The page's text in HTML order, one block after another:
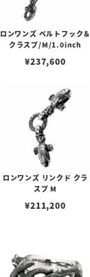
ロンワンズ ベルトフック＆
クラスプ/M/1.0inch
¥237,600
ロンワンズ リンクド クラ
スプ M
¥211,200